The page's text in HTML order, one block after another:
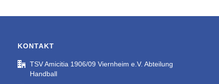
KONTAKT
TSV Amicitia 1906/09 Viernheim e.V. Abteilung
Handball